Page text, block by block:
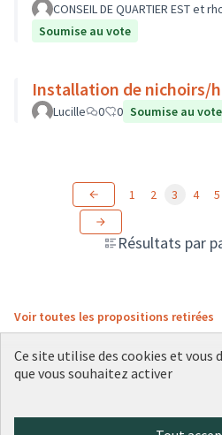
CONSEIL DE QUARTIER EST et
Soumise au vote
Installation de nichoirs/
Lucille 0 0 Soumise au vote
Résultats par
1 2 3 4 5
Voir toutes les propositions retirées
Ce site utilise des cookies et vous
que vous souhaitez activer